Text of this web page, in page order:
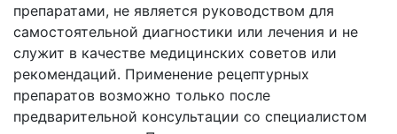
препаратами, не является руководством для
самостоятельной диагностики или лечения и не
служит в качестве медицинских советов или
рекомендаций. Применение рецептурных
препаратов возможно только после
предварительной консультации со специалистом